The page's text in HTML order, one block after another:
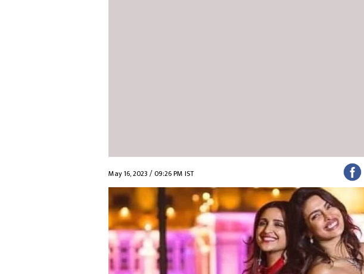
May 16, 2023 / 09:26 PM IST